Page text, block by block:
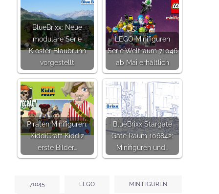
BlueBrixx: Neue
modulare Serie
Kloster Blaubrunn
vorgestellt
LEGO Minifiguren
Serie Weltraum 71046
ab Mai erhältlich
Piraten Minifiguren:
KiddiCraft Kiddiz
erste Bilder…
BlueBrixx Stargate
Gate Raum 106842:
Minifiguren und…
71045 LEGO MINIFIGUREN